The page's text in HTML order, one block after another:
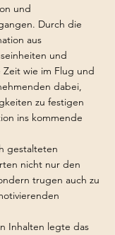
und
Durch die
aus
und
wie im Flug und
dabei,
zu festigen
ins kommende
gestalteten
nicht nur den
trugen auch zu
Inhalten legte das